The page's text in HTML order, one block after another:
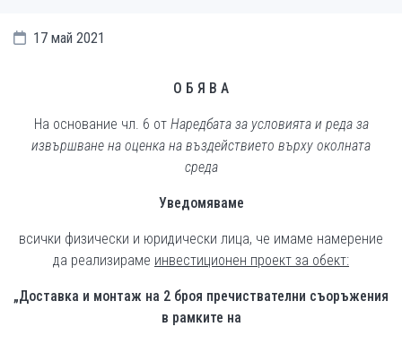
17 май 2021
О Б Я В А
На основание чл. 6 от Наредбата за условията и реда за
извършване на оценка на въздействието върху околната
среда
Уведомяваме
всички физически и юридически лица, че имаме намерение
да реализираме инвестиционен проект за обект:
„Доставка и монтаж на 2 броя пречиствателни съоръжения
в рамките на